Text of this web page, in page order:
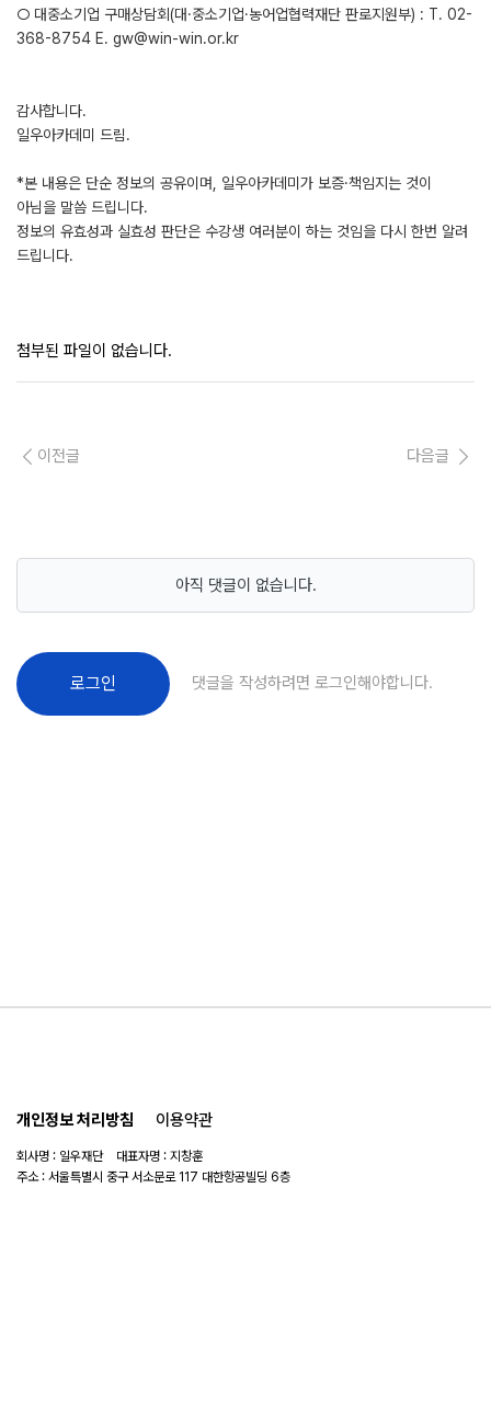
○ 대중소기업 구매상담회(대·중소기업·농어업협력재단 판로지원부) : T. 02-
368-8754 E. gw@win-win.or.kr
감사합니다.
일우아카데미 드림.
*본 내용은 단순 정보의 공유이며, 일우아카데미가 보증·책임지는 것이
아님을 말씀 드립니다.
정보의 유효성과 실효성 판단은 수강생 여러분이 하는 것임을 다시 한번 알려
드립니다.
첨부된 파일이 없습니다.
이전글 다음글
아직 댓글이 없습니다.
로그인 댓글을 작성하려면 로그인해야합니다.
개인정보 처리방침 이용약관
회사명 : 일우재단 대표자명 : 지창훈
주소 : 서울특별시 중구 서소문로 117 대한항공빌딩 6층